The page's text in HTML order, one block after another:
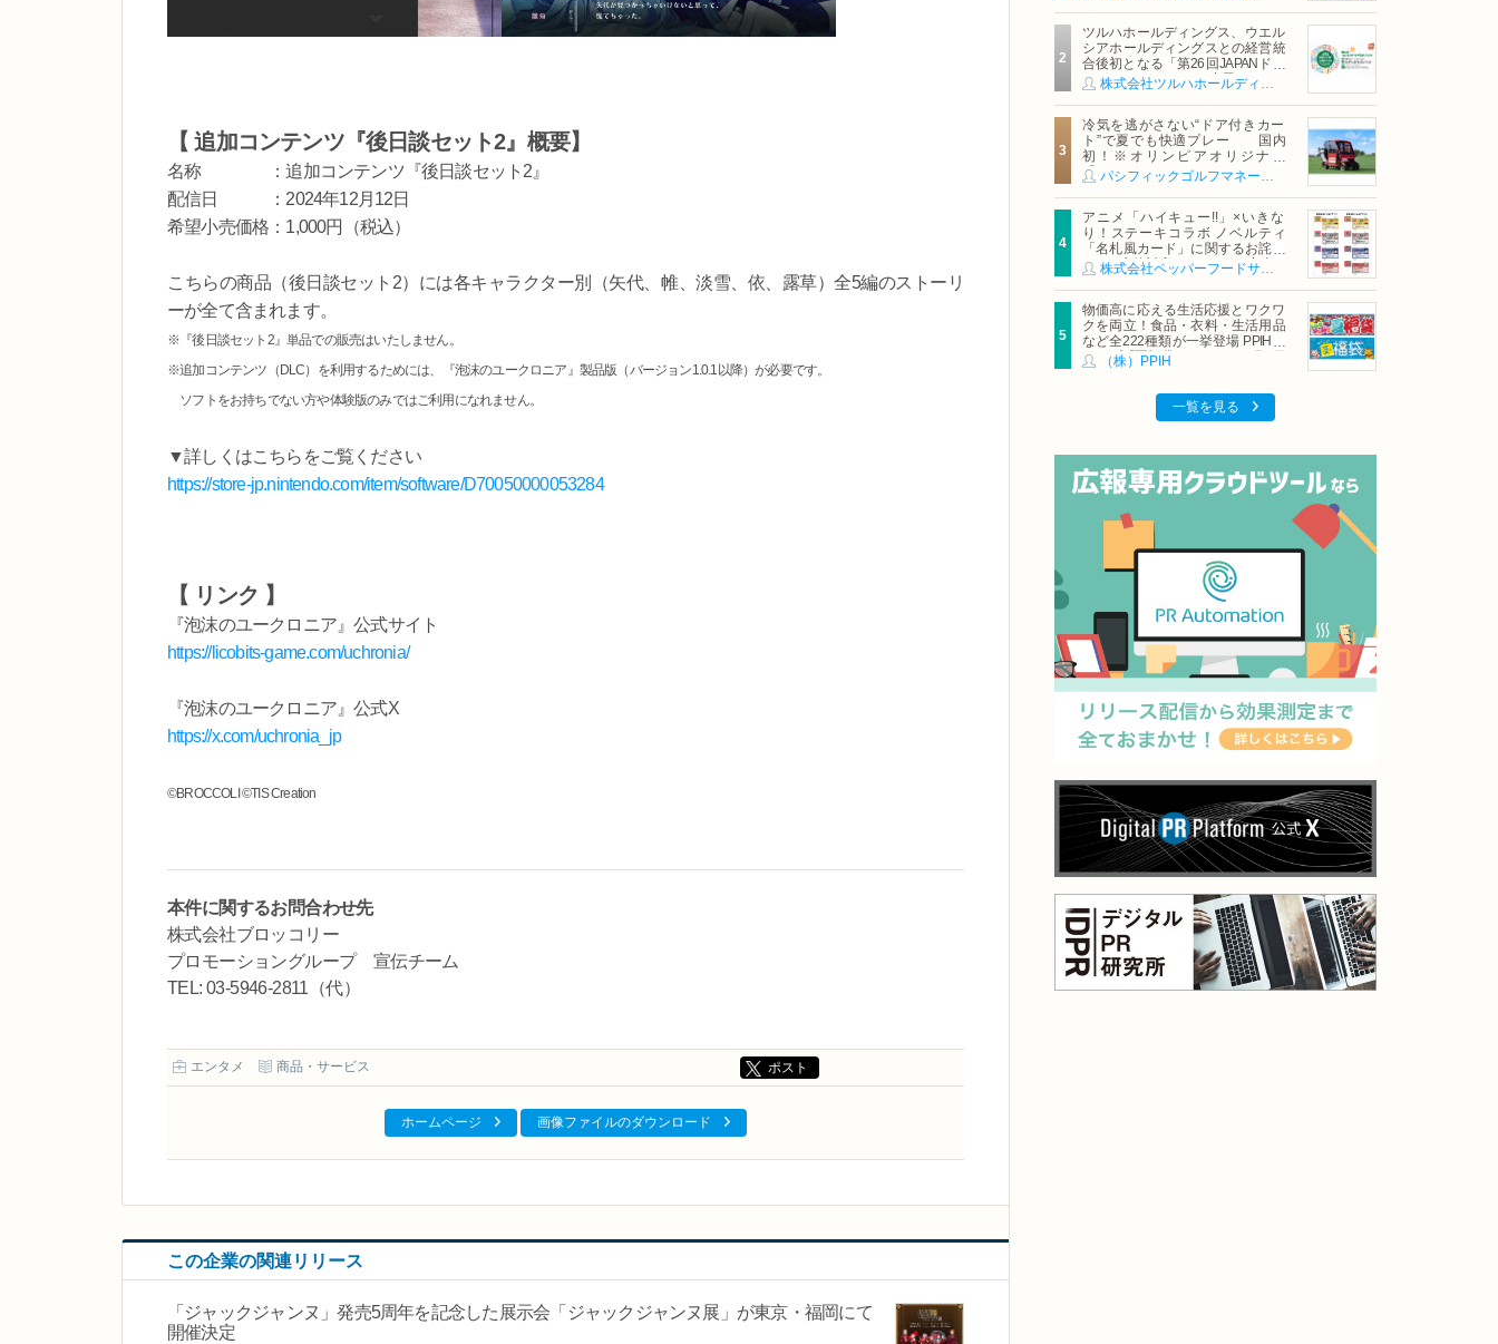
【 追加コンテンツ『後日談セット2』概要】
名称 ：追加コンテンツ『後日談セット2』
配信日 ：2024年12月12日
希望小売価格：1,000円（税込）
こちらの商品（後日談セット2）には各キャラクター別（矢代、帷、淡雪、依、露草）全5編のストーリ
ーが全て含まれます。
※『後日談セット2』単品での販売はいたしません。
※追加コンテンツ（DLC）を利用するためには、『泡沫のユークロニア』製品版（バージョン1.0.1以降）が必要です。
ソフトをお持ちでない方や体験版のみではご利用になれません。
▼詳しくはこちらをご覧ください
https://store-jp.nintendo.com/item/software/D70050000053284
【 リンク 】
『泡沫のユークロニア』公式サイト
https://licobits-game.com/uchronia/
『泡沫のユークロニア』公式X
https://x.com/uchronia_jp
©BROCCOLI ©TIS Creation
本件に関するお問合わせ先
株式会社ブロッコリー
プロモーショングループ 宣伝チーム
TEL: 03-5946-2811（代）
エンタメ 商品・サービス ポスト
ホームページ 画像ファイルのダウンロード
この企業の関連リリース
「ジャックジャンヌ」発売5周年を記念した展示会「ジャックジャンヌ展」が東京・福岡にて
開催決定
ツルハホールディングス、ウエル
シアホールディングスとの経営統
合後初となる「第26回JAPANドラ
ッグストアショー」に出展
冷気を逃がさない“ドア付きカー
ト”で夏でも快適プレー 国内
初！※オリンピアオリジナル
「AirCon Cart（エアコンカー
ト）」導入 | ＰＧＭ
アニメ「ハイキュー!!」×いきな
り！ステーキコラボ ノベルティ
「名札風カード」に関するお詫び
および交換対応についてのご案内
物価高に応える生活応援とワクワ
クを両立！食品・衣料・生活用品
など全222種類が一挙登場 PPIHグ
ループ「夏福袋」＆セール 8月6日
(木)より順次スタート
（株）PPIH
一覧を見る